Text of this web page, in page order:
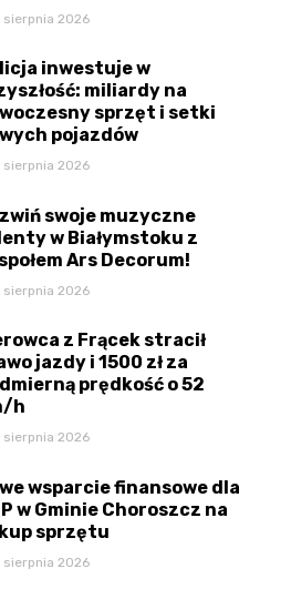
2026
inwestuje w
miliardy na
sprzęt i setki
pojazdów
2026
swoje muzyczne
w Białymstoku z
Ars Decorum!
2026
z Frącek stracił
jazdy i 1500 zł za
prędkość o 52
h
2026
wsparcie finansowe dla
w Gminie Choroszcz na
sprzętu
2026